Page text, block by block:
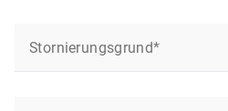
Stornierungsgrund*